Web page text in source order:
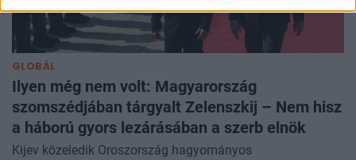
GLOBÁL
Ilyen még nem volt: Magyarország
szomszédjában tárgyalt Zelenszkij – Nem hisz
a háború gyors lezárásában a szerb elnök
Kijev közeledik Oroszország hagyományos